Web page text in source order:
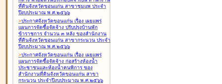
ที่ดินจังหวัดขอนแก่น สาขาชุมแพ ประจำ
ปีงบประมาณ พ.ศ.๒๕๖๖
>ประกาศจังหวัดขอนแก่น เรื่อง เผยแพร่
แผนการจัดซื้อจัดจ้าง ปรับปรุงบ้านพัก
ข้าราชการ จำนวน ๓ หลัง ของสำนักงาน
ที่ดินจังหวัดขอนแก่น สาขากระนวน ประจำ
ปีงบประมาณ พ.ศ.๒๕๖๖
>ประกาศจังหวัดขอนแก่น เรื่อง เผยแพร่
แผนการจัดซื้อจัดจ้าง ก่อสร้างห้องน้ำ
ประชาชนและห้องน้ำคนพิการ ของ
สำนักงานที่ดินจังหวัดขอนแก่น สาขา
กระนวน ประจำปีงบประมาณ พ.ศ.๒๕๖๖